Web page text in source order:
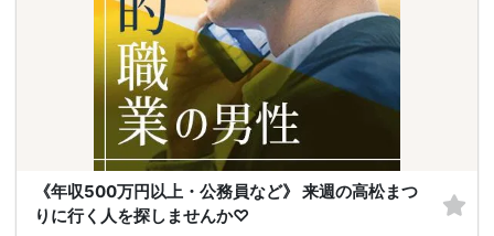
《年収500万円以上・公務員など》 来週の高松まつ
りに行く人を探しませんか♡